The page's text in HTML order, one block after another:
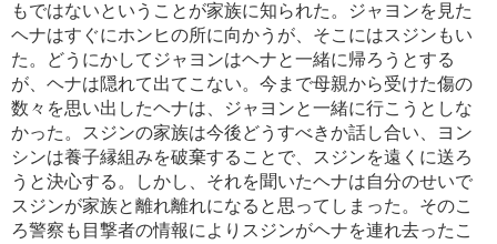
もではないということが家族に知られた。ジャヨンを見た
ヘナはすぐにホンヒの所に向かうが、そこにはスジンもい
た。どうにかしてジャヨンはヘナと一緒に帰ろうとする
が、ヘナは隠れて出てこない。今まで母親から受けた傷の
数々を思い出したヘナは、ジャヨンと一緒に行こうとしな
かった。スジンの家族は今後どうすべきか話し合い、ヨン
シンは養子縁組みを破棄することで、スジンを遠くに送ろ
うと決心する。しかし、それを聞いたヘナは自分のせいで
スジンが家族と離れ離れになると思ってしまった。そのこ
ろ警察も目撃者の情報によりスジンがヘナを連れ去ったこ